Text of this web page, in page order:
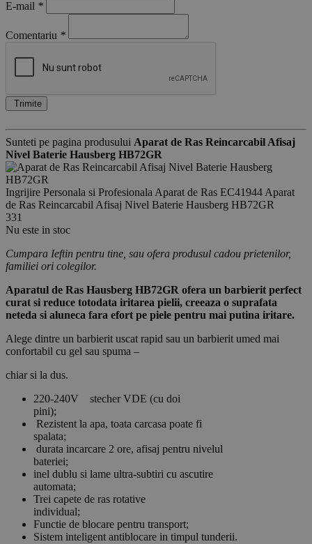
E-mail *
Comentariu *
Trimite
Sunteti pe pagina produsului Aparat de Ras Reincarcabil Afisaj
Nivel Baterie Hausberg HB72GR
Ingrijire Personala si Profesionala Aparat de Ras EC41944 Aparat
de Ras Reincarcabil Afisaj Nivel Baterie Hausberg HB72GR
331
Nu este in stoc
Cumpara Ieftin pentru tine, sau ofera produsul cadou prietenilor,
familiei ori colegilor.
Aparatul de Ras Hausberg HB72GR ofera un barbierit perfect
curat si reduce totodata iritarea pielii, creeaza o suprafata
neteda si aluneca fara efort pe piele pentru mai putina iritare.
Alege dintre un barbierit uscat rapid sau un barbierit umed mai
confortabil cu gel sau spuma –
chiar si la dus.
220-240V stecher VDE (cu doi
pini);
Rezistent la apa, toata carcasa poate fi
spalata;
durata incarcare 2 ore, afisaj pentru nivelul
bateriei;
inel dublu si lame ultra-subtiri cu ascutire
automata;
Trei capete de ras rotative
individual;
Functie de blocare pentru transport;
Sistem inteligent antiblocare in timpul tunderii.